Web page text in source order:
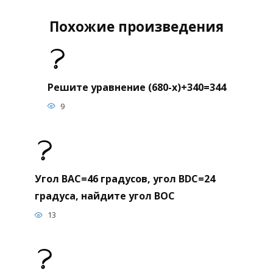
Похожие произведения
Решите уравнение (680-х)+340=344
9
Угол BAC=46 градусов, угол BDC=24
градуса, найдите угол BOC
13